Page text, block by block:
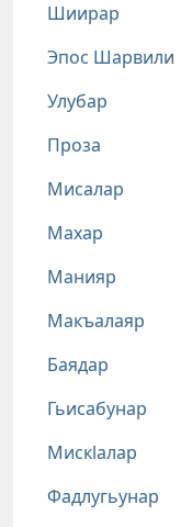
Шиирар
Эпос Шарвили
Улубар
Проза
Мисалар
Махар
Манияр
Макъалаяр
Баядар
Гьисабунар
Мискlалар
Фадлугьунар